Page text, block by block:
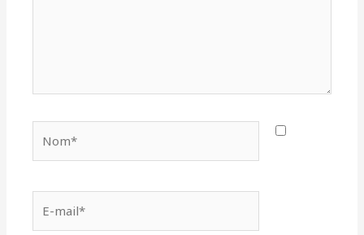
mail*